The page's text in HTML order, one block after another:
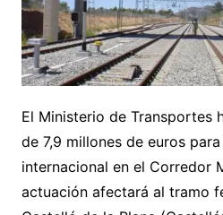
El Ministerio de Transportes
de 7,9 millones de euros
internacional en el Corredor
actuación afectará al tramo